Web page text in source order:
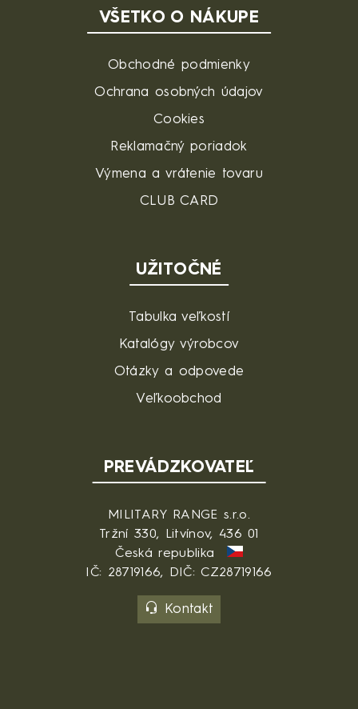
VŠETKO O NÁKUPE
Obchodné podmienky
Ochrana osobných údajov
Cookies
Reklamačný poriadok
Výmena a vrátenie tovaru
CLUB CARD
UŽITOČNÉ
Tabulka veľkostí
Katalógy výrobcov
Otázky a odpovede
Veľkoobchod
PREVÁDZKOVATEĽ
MILITARY RANGE s.r.o.
Tržní 330, Litvínov, 436 01
Česká republika
IČ: 28719166, DIČ: CZ28719166
Kontakt